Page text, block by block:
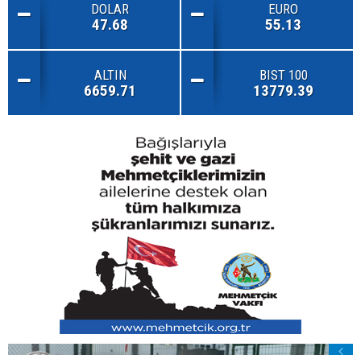
DOLAR
47.68
EURO
55.13
ALTIN
6659.71
BIST 100
13779.39